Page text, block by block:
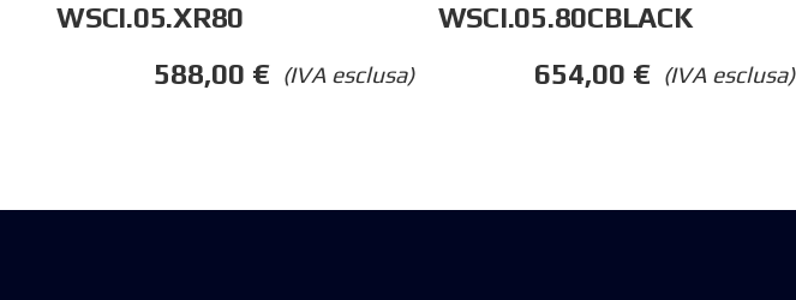
WSCI.05.XR80
(IVA esclusa)
588,00 €
WSCI.05.80CBLACK
(IVA esclusa)
654,00 €